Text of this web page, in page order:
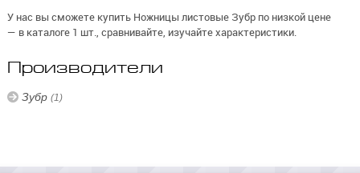
У нас вы сможете купить Ножницы листовые Зубр по низкой цене
— в каталоге 1 шт., сравнивайте, изучайте характеристики.
Производители
Зубр (1)